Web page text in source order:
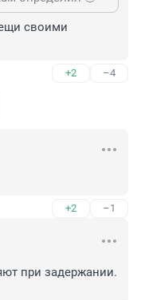
своими
+2 –4
+2 –1
при задержании.